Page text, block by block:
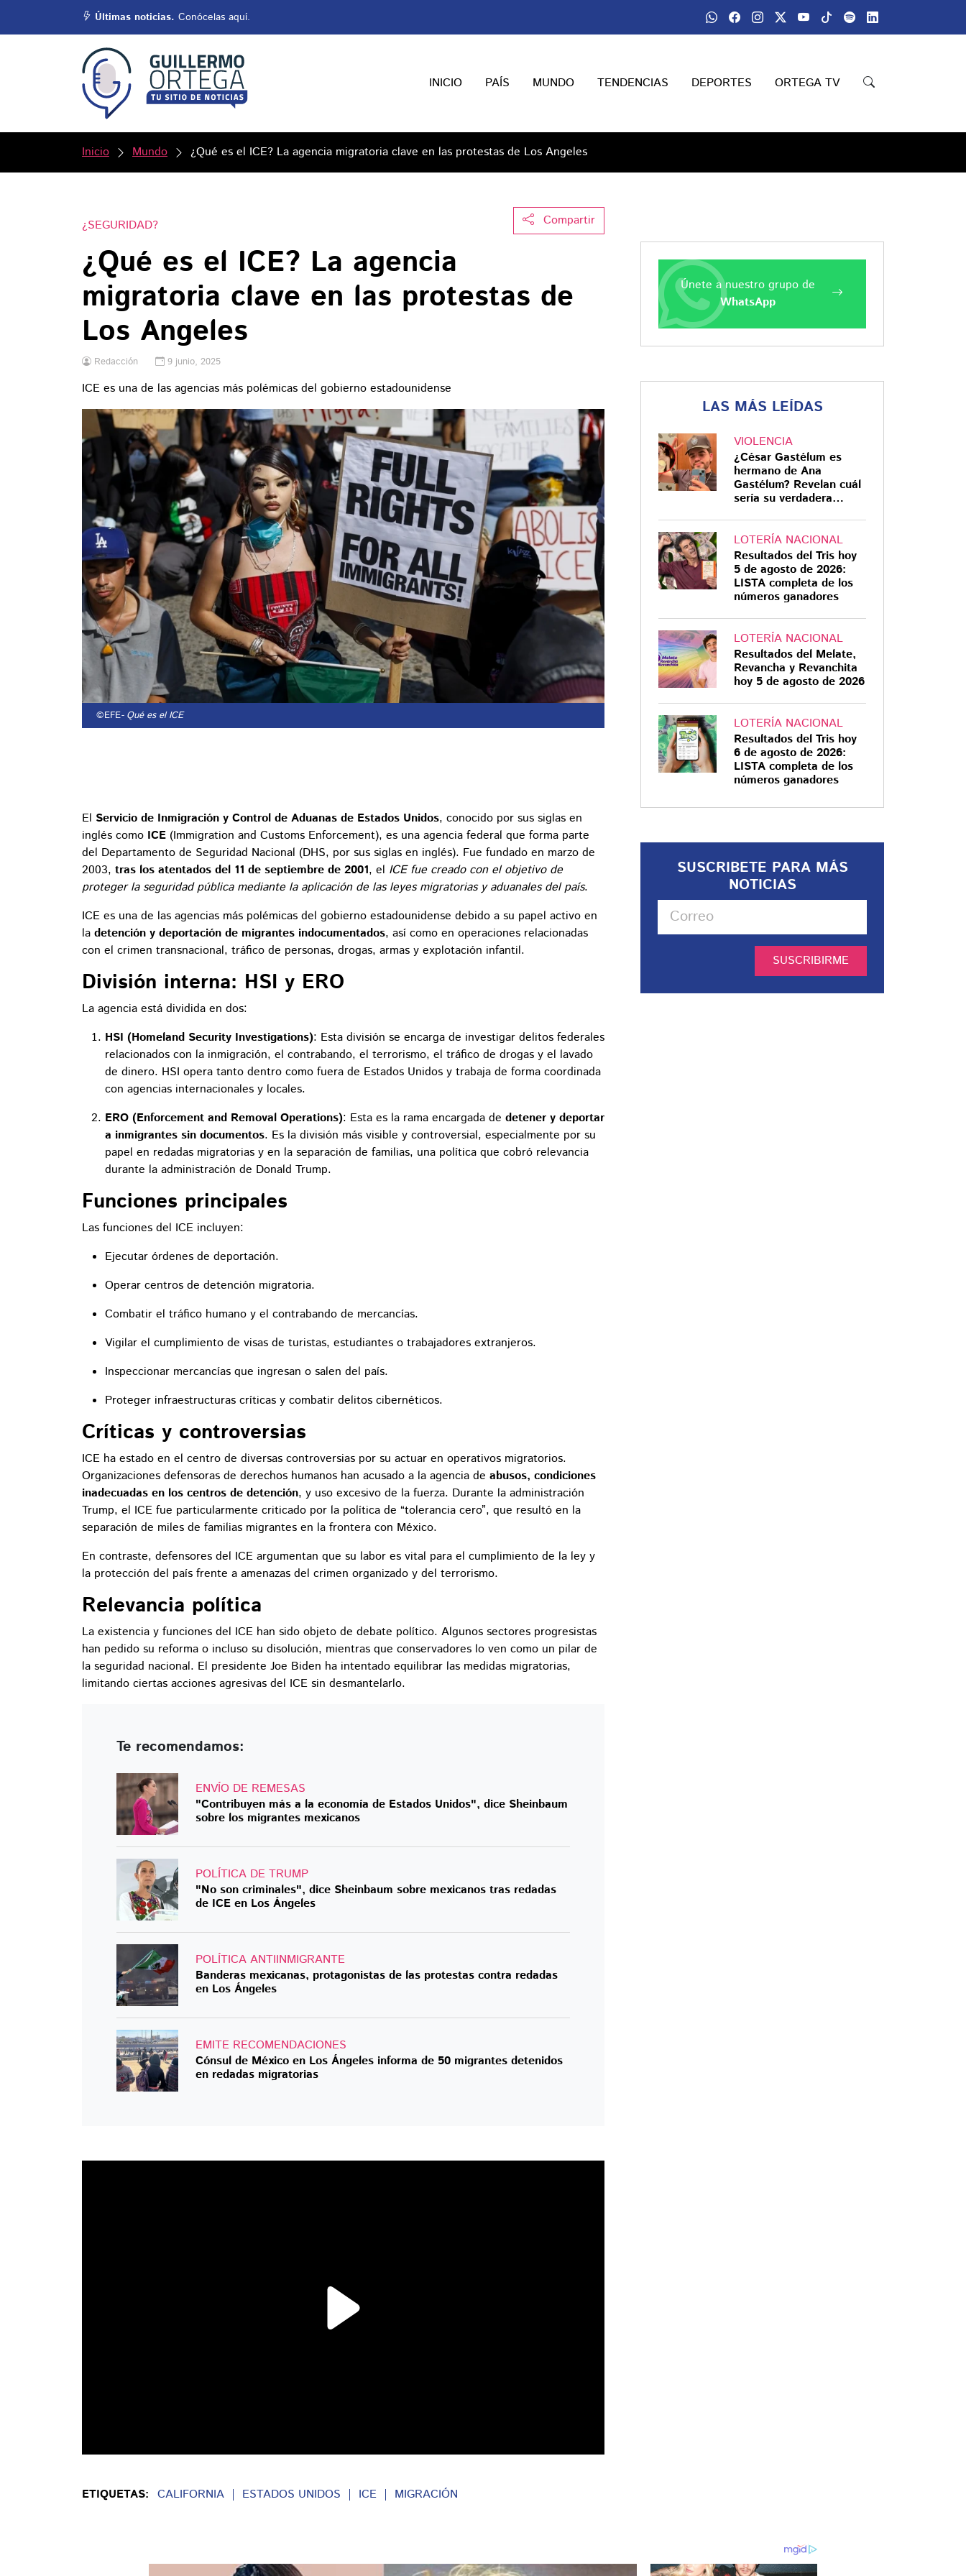
Últimas noticias. Conócelas aquí.
INICIO PAÍS MUNDO TENDENCIAS DEPORTES ORTEGA TV
Inicio Mundo ¿Qué es el ICE? La agencia migratoria clave en las protestas de Los Angeles
Compartir
¿SEGURIDAD?
¿Qué es el ICE? La agencia
migratoria clave en las protestas de
Los Angeles
Redacción 9 junio, 2025
ICE es una de las agencias más polémicas del gobierno estadounidense
©EFE- Qué es el ICE
El Servicio de Inmigración y Control de Aduanas de Estados Unidos, conocido por sus siglas en
inglés como ICE (Immigration and Customs Enforcement), es una agencia federal que forma parte
del Departamento de Seguridad Nacional (DHS, por sus siglas en inglés). Fue fundado en marzo de
2003, tras los atentados del 11 de septiembre de 2001, el ICE fue creado con el objetivo de
proteger la seguridad pública mediante la aplicación de las leyes migratorias y aduanales del país.
ICE es una de las agencias más polémicas del gobierno estadounidense debido a su papel activo en
la detención y deportación de migrantes indocumentados, así como en operaciones relacionadas
con el crimen transnacional, tráfico de personas, drogas, armas y explotación infantil.
División interna: HSI y ERO
La agencia está dividida en dos:
HSI (Homeland Security Investigations): Esta división se encarga de investigar delitos federales
relacionados con la inmigración, el contrabando, el terrorismo, el tráfico de drogas y el lavado
de dinero. HSI opera tanto dentro como fuera de Estados Unidos y trabaja de forma coordinada
con agencias internacionales y locales.
ERO (Enforcement and Removal Operations): Esta es la rama encargada de detener y deportar
a inmigrantes sin documentos. Es la división más visible y controversial, especialmente por su
papel en redadas migratorias y en la separación de familias, una política que cobró relevancia
durante la administración de Donald Trump.
Funciones principales
Las funciones del ICE incluyen:
Ejecutar órdenes de deportación.
Operar centros de detención migratoria.
Combatir el tráfico humano y el contrabando de mercancías.
Vigilar el cumplimiento de visas de turistas, estudiantes o trabajadores extranjeros.
Inspeccionar mercancías que ingresan o salen del país.
Proteger infraestructuras críticas y combatir delitos cibernéticos.
Críticas y controversias
ICE ha estado en el centro de diversas controversias por su actuar en operativos migratorios.
Organizaciones defensoras de derechos humanos han acusado a la agencia de abusos, condiciones
inadecuadas en los centros de detención, y uso excesivo de la fuerza. Durante la administración
Trump, el ICE fue particularmente criticado por la política de “tolerancia cero”, que resultó en la
separación de miles de familias migrantes en la frontera con México.
En contraste, defensores del ICE argumentan que su labor es vital para el cumplimiento de la ley y
la protección del país frente a amenazas del crimen organizado y del terrorismo.
Relevancia política
La existencia y funciones del ICE han sido objeto de debate político. Algunos sectores progresistas
han pedido su reforma o incluso su disolución, mientras que conservadores lo ven como un pilar de
la seguridad nacional. El presidente Joe Biden ha intentado equilibrar las medidas migratorias,
limitando ciertas acciones agresivas del ICE sin desmantelarlo.
Te recomendamos:
ENVÍO DE REMESAS
"Contribuyen más a la economía de Estados Unidos", dice Sheinbaum
sobre los migrantes mexicanos
POLÍTICA DE TRUMP
"No son criminales", dice Sheinbaum sobre mexicanos tras redadas
de ICE en Los Ángeles
POLÍTICA ANTIINMIGRANTE
Banderas mexicanas, protagonistas de las protestas contra redadas
en Los Ángeles
EMITE RECOMENDACIONES
Cónsul de México en Los Ángeles informa de 50 migrantes detenidos
en redadas migratorias
ETIQUETAS: CALIFORNIA ESTADOS UNIDOS ICE MIGRACIÓN
Únete a nuestro grupo de
WhatsApp
LAS MÁS LEÍDAS
VIOLENCIA
¿César Gastélum es
hermano de Ana
Gastélum? Revelan cuál
sería su verdadera
LOTERÍA NACIONAL
Resultados del Tris hoy
5 de agosto de 2026:
LISTA completa de los
números ganadores
LOTERÍA NACIONAL
Resultados del Melate,
Revancha y Revanchita
hoy 5 de agosto de 2026
LOTERÍA NACIONAL
Resultados del Tris hoy
6 de agosto de 2026:
LISTA completa de los
números ganadores
SUSCRIBETE PARA MÁS
NOTICIAS
SUSCRIBIRME